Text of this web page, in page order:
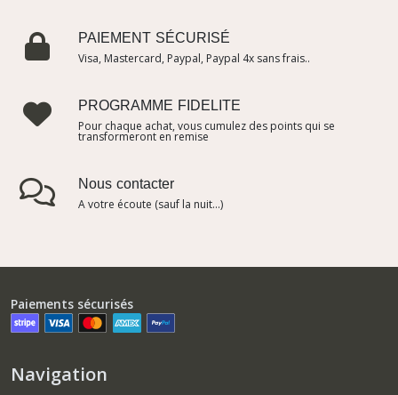
PAIEMENT SÉCURISÉ
Visa, Mastercard, Paypal, Paypal 4x sans frais..
PROGRAMME FIDELITE
Pour chaque achat, vous cumulez des points qui se
transformeront en remise
Nous contacter
A votre écoute (sauf la nuit...)
Paiements sécurisés
Navigation